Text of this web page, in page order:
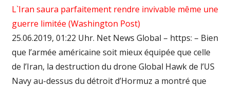
L`Iran saura parfaitement rendre invivable même une
guerre limitée (Washington Post)
25.06.2019, 01:22 Uhr. Net News Global – https: – Bien
que l’armée américaine soit mieux équipée que celle
de l’Iran, la destruction du drone Global Hawk de l’US
Navy au-dessus du détroit d’Hormuz a montré que